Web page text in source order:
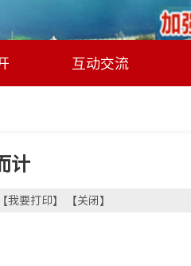
互动交流
计
我要打印】 【关闭】